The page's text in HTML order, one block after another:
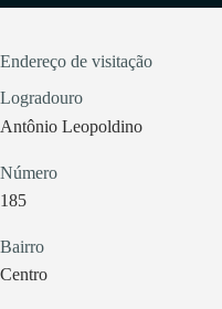
Endereço de visitação
Logradouro
Antônio Leopoldino
Número
185
Bairro
Centro